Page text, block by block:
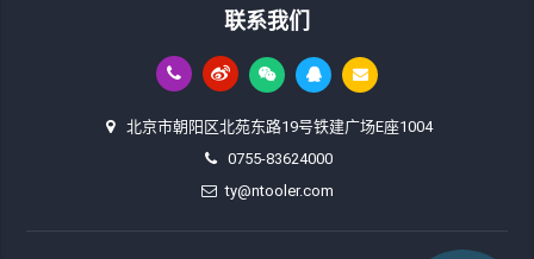
联系我们
北京市朝阳区北苑东路19号铁建广场E座1004
0755-83624000
ty@ntooler.com